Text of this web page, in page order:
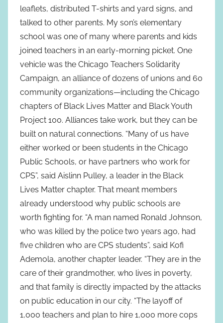
leaflets, distributed T-shirts and yard signs, and
talked to other parents. My son’s elementary
school was one of many where parents and kids
joined teachers in an early-morning picket. One
vehicle was the Chicago Teachers Solidarity
Campaign, an alliance of dozens of unions and 60
community organizations—including the Chicago
chapters of Black Lives Matter and Black Youth
Project 100. Alliances take work, but they can be
built on natural connections. “Many of us have
either worked or been students in the Chicago
Public Schools, or have partners who work for
CPS”, said Aislinn Pulley, a leader in the Black
Lives Matter chapter. That meant members
already understood why public schools are
worth fighting for. “A man named Ronald Johnson,
who was killed by the police two years ago, had
five children who are CPS students”, said Kofi
Ademola, another chapter leader. “They are in the
care of their grandmother, who lives in poverty,
and that family is directly impacted by the attacks
on public education in our city. “The layoff of
1,000 teachers and plan to hire 1,000 more cops